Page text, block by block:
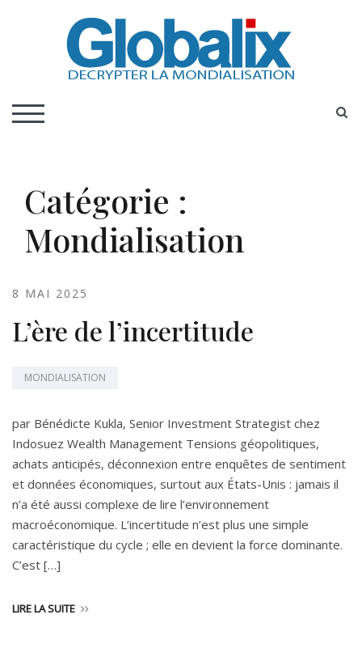
Globalix
TOGGLE MOBILE MENU
Catégorie :
Mondialisation
8 MAI 2025
L’ère de l’incertitude
MONDIALISATION
par Bénédicte Kukla, Senior Investment Strategist chez
Indosuez Wealth Management Tensions géopolitiques,
achats anticipés, déconnexion entre enquêtes de sentiment
et données économiques, surtout aux États-Unis : jamais il
n’a été aussi complexe de lire l’environnement
macroéconomique. L’incertitude n’est plus une simple
caractéristique du cycle ; elle en devient la force dominante.
C’est […]
LIRE LA SUITE